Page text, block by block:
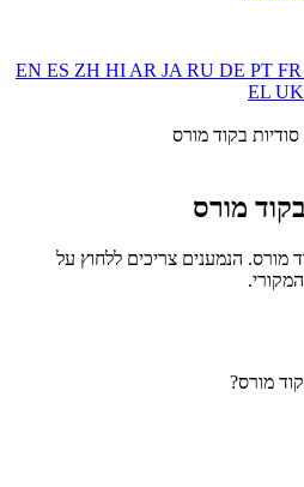
EN ES ZH HI AR JA RU DE PT FR
EL UK
סודיות בקוד מורס
מורס
מורס. הנמענים צריכים ללחוץ על
מורס?